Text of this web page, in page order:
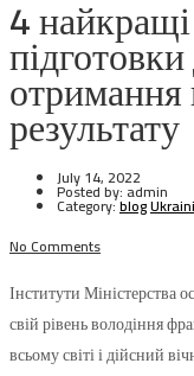
4
результату
July 14, 2022
Posted by:admin
Category:blog
No Comments
Інститути Міністерства
свій рівень володіння
всьому світі і дійсний